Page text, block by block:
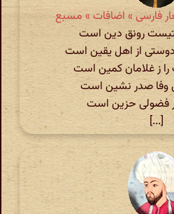
فارسی » اضافات » مسبع
رونق دین است
از اهل یقین است
ز غلامان کمین است
وفا صدر نشین است
فضولی حزین است
[...]